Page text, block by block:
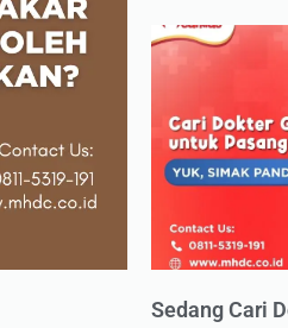
Sedang Cari